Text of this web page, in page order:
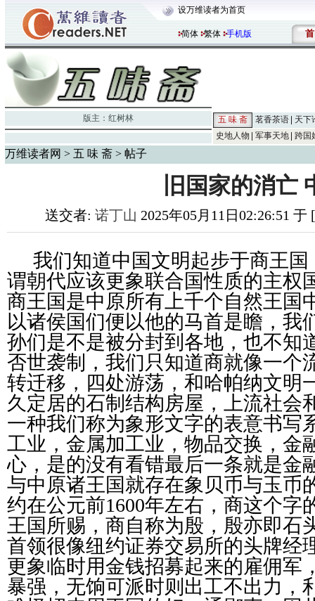
设万维读者为首页
简体 繁体 手机版 首
版主： 红树林 五 味 斋 茗香茶语
天下
史地人物
军事天地 跨国
万维读者网 > 五 味 斋 > 帖子
旧国家的消亡
送交者: 诺丁山 2025年05月11日02:26:51
我们知道中国文明起步于商王
谓朝代应该更象联合国性质的主权
商王国是中原所有上千个自然王国
以诸侯国们便以他的马首是瞻，我
孙们是不是被分封到各地，也不知
否世袭制，我们只知道商就像一个
转迁移，四处游荡，和哈帕纳文明
久定居的石制结构房屋，上流社会
一种我们称为象形文字的表意书写
工业，金属加工业，物品交换，金
心，是的没有看错最后一条就是金
与中原诸王国就存在象贝币与玉币
约在公元前1600年左右，商这个字
王国所赐，商自称为殷，殷亦即石
首领很像纽约证券交易所的头牌经
更象临时用金钱招募起来的雇佣军
暴强，无饷可派时则出工不出力，